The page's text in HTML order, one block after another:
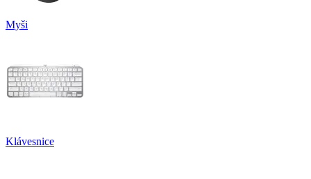
Myši
Klávesnice